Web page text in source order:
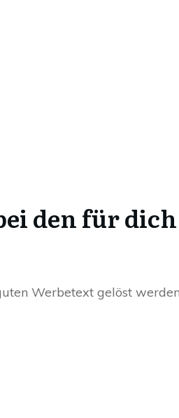
den für
Werbetext gelöst